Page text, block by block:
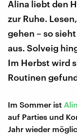
Alina liebt den
zur Ruhe.
gehen – so
aus. Solveig
Im Herbst wird
Routinen
Im Sommer ist
auf Parties und
Jahr wieder